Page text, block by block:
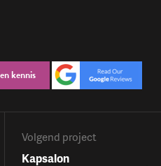
kennis
Volgend project
Kapsalon